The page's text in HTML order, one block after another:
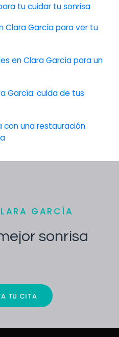
tu cuidar tu sonrisa
Clara García para ver tu
en Clara García para un
García: cuida de tus
con una restauración
GARCÍA
sonrisa
TU CITA